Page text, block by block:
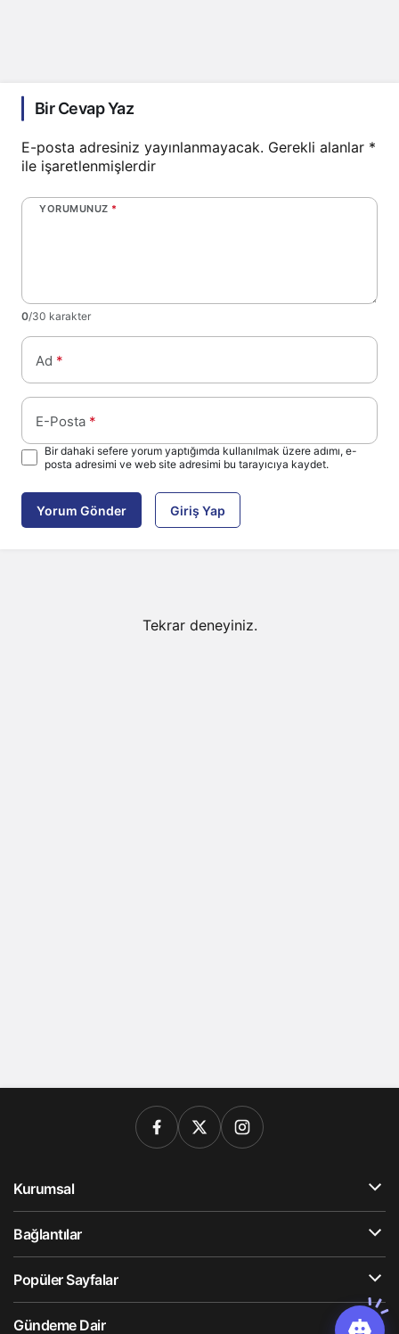
Bir Cevap Yaz
E-posta adresiniz yayınlanmayacak. Gerekli alanlar *
ile işaretlenmişlerdir
YORUMUNUZ *
0/30 karakter
Ad *
E-Posta *
Bir dahaki sefere yorum yaptığımda kullanılmak üzere adımı, e-
posta adresimi ve web site adresimi bu tarayıcıya kaydet.
Yorum Gönder Giriş Yap
Tekrar deneyiniz.
Kurumsal
Bağlantılar
Popüler Sayfalar
Gündeme Dair